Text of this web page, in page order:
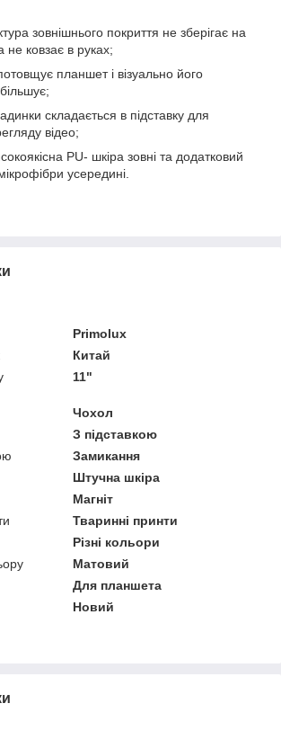
зовнішнього покриття не зберігає на
не ковзає в руках;
планшет і візуально його
складається в підставку для
відео;
PU- шкіра зовні та додатковий
усередині.
Primolux
Китай
11"
Чохол
З підставкою
Замикання
Штучна шкіра
Магніт
Тваринні принти
Різні кольори
Матовий
Для планшета
Новий